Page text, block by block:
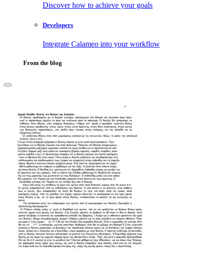
Discover how to achieve your goals
Developers
Integrate Calameo into your workflow
From the blog